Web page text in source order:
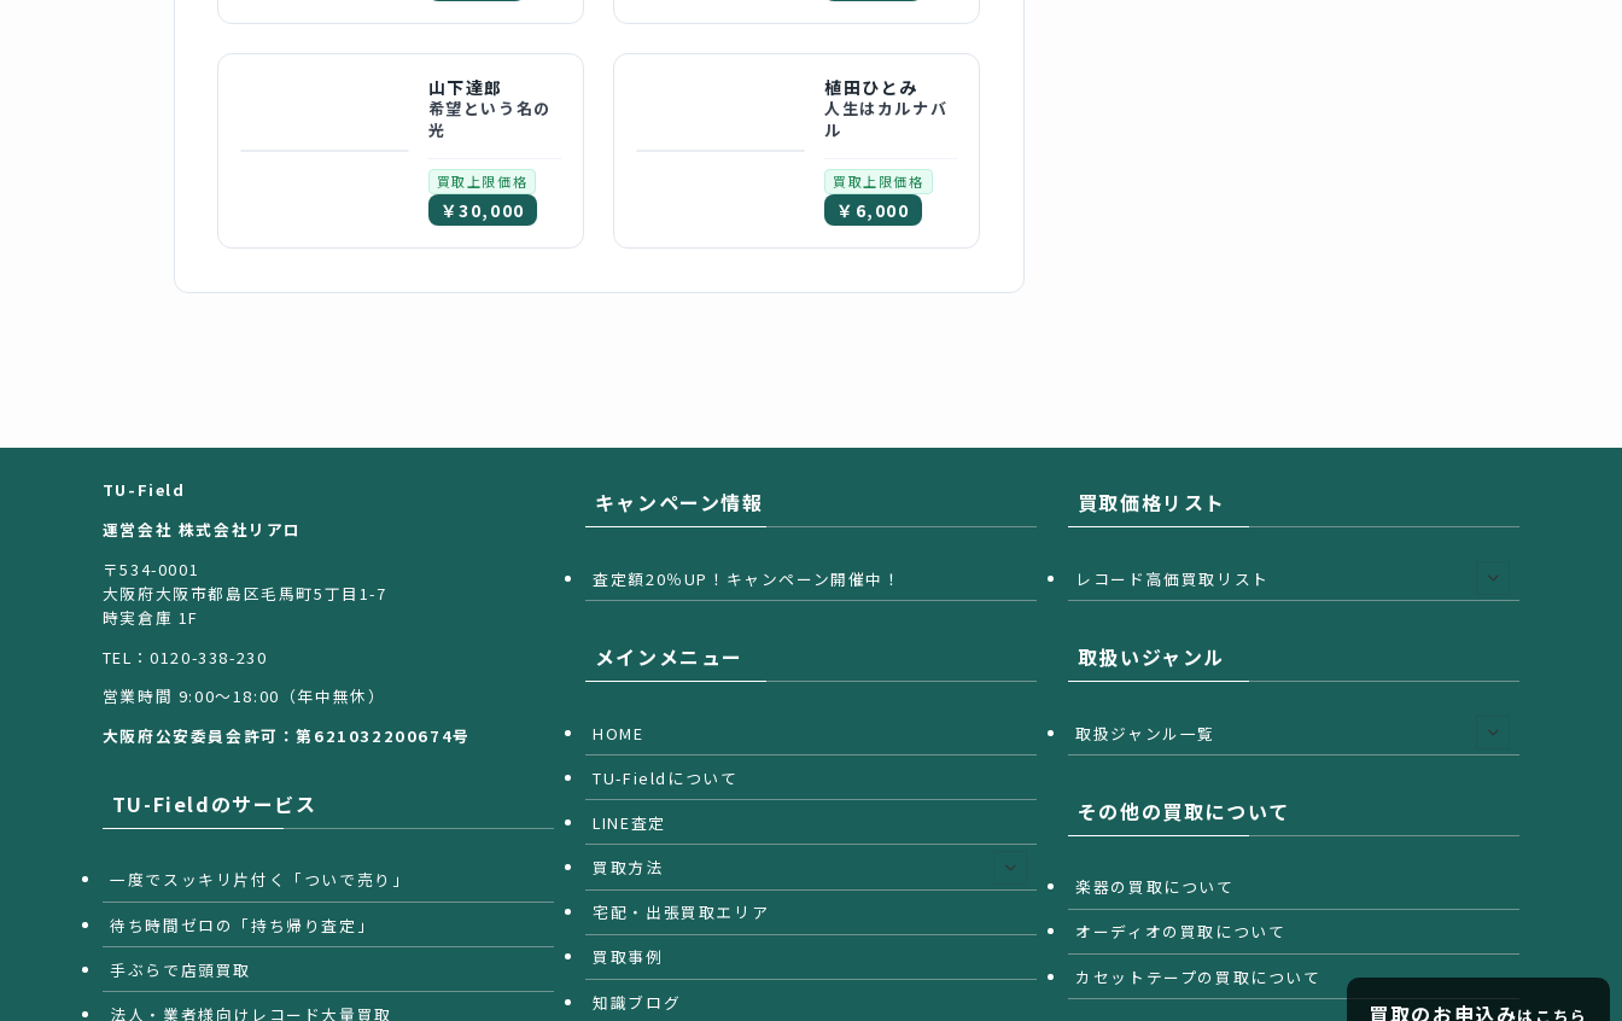
山下達郎
希望という名の
光
買取上限価格
￥30,000
植田ひとみ
人生はカルナバ
ル
買取上限価格
￥6,000
買取のお申込みはこちら
TU-Field
運営会社 株式会社リアロ
〒534-0001
大阪府大阪市都島区毛馬町5丁目1-7
時実倉庫 1F
TEL：0120-338-230
営業時間 9:00〜18:00（年中無休）
大阪府公安委員会許可：第621032200674号
TU-Fieldのサービス
一度でスッキリ片付く「ついで売り」
待ち時間ゼロの「持ち帰り査定」
手ぶらで店頭買取
法人・業者様向けレコード大量買取
キャンペーン情報
査定額20％UP！キャンペーン開催中！
メインメニュー
HOME
TU-Fieldについて
LINE査定
買取方法
宅配・出張買取エリア
買取事例
知識ブログ
買取価格リスト
レコード高価買取リスト
取扱いジャンル
取扱ジャンル一覧
その他の買取について
楽器の買取について
オーディオの買取について
カセットテープの買取について